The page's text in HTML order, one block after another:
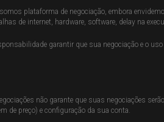
plataforma de negociação, embora
de internet, hardware, software, delay na
garantir que sua negociação e o
não garante que suas negociações
de preço) e configuração da sua conta.